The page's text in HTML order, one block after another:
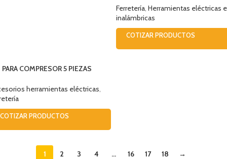
Ferretería, Herramientas eléctricas e
inalámbricas
COTIZAR PRODUCTOS
COMPRESOR 5 PIEZAS
herramientas eléctricas,
COTIZAR PRODUCTOS
1 2 3 4 … 16 17 18
→